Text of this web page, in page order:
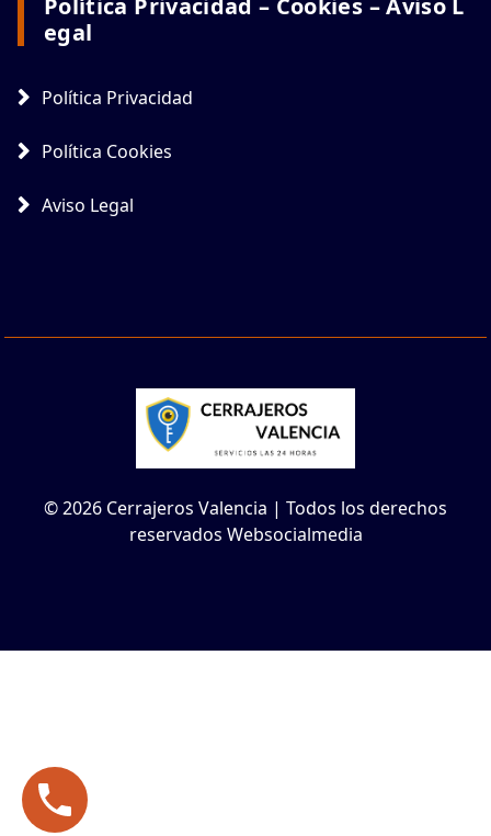
Egal
Política Privacidad
Política Cookies
Aviso Legal
© 2026 Cerrajeros Valencia | Todos los derechos
reservados Websocialmedia